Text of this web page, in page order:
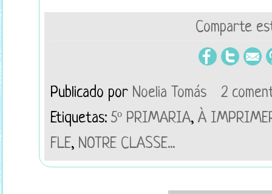
Comparte
Publicado por Noelia Tomás
2
Etiquetas:5º PRIMARIA, À
FLE, NOTRE CLASSE...